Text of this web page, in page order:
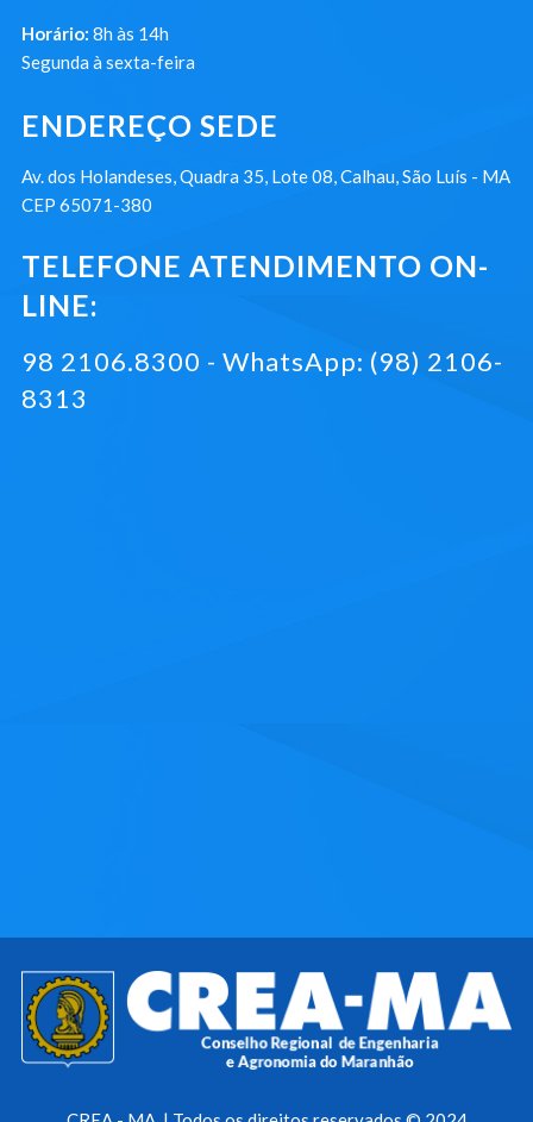
Horário: 8h às 14h
Segunda à sexta-feira
ENDEREÇO SEDE
Av. dos Holandeses, Quadra 35, Lote 08, Calhau, São Luís - MA
CEP 65071-380
TELEFONE ATENDIMENTO ON-
LINE:
98 2106.8300 - WhatsApp: (98) 2106-
8313